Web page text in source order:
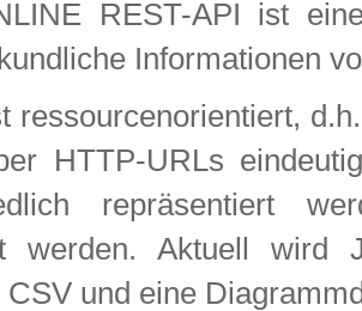
REST-API ist
Informationen
ressourcenorientiert,
HTTP-URLs
repräsentiert
werden. Aktuell wird
und eine